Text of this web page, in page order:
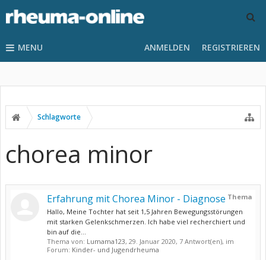
MENU ANMELDEN REGISTRIEREN
Schlagworte
chorea minor
Thema
Erfahrung mit Chorea Minor - Diagnose
Hallo, Meine Tochter hat seit 1,5 Jahren Bewegungsstörungen
mit starken Gelenkschmerzen. Ich habe viel recherchiert und
bin auf die...
Thema von: Lumama123, 29. Januar 2020, 7 Antwort(en), im
Forum: Kinder- und Jugendrheuma